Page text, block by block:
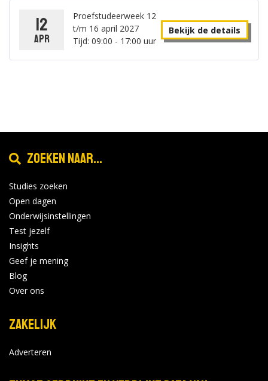
12
apr
Proefstudeerweek 12
t/m 16 april 2027
Tijd: 09:00 - 17:00 uur
Bekijk de details
Zoeken naar...
Studies zoeken
Open dagen
Onderwijsinstellingen
Test jezelf
Insights
Geef je mening
Blog
Over ons
Zakelijk
Adverteren